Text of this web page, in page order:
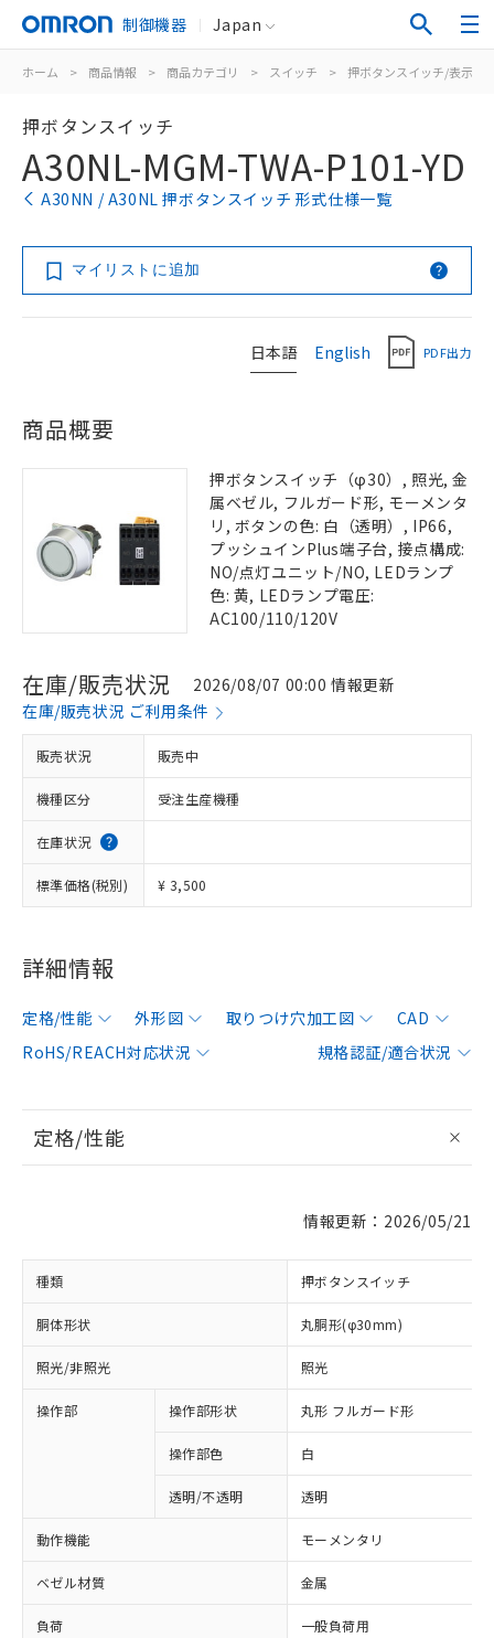
制御機器 Japan
ホーム > 商品情報 > 商品カテゴリ > スイッチ > 押ボタンスイッチ/表示灯
押ボタンスイッチ
A30NL-MGM-TWA-P101-YD
A30NN / A30NL 押ボタンスイッチ 形式仕様一覧
マイリストに追加
日本語 English PDF出力
商品概要
押ボタンスイッチ（φ30）, 照光, 金
属ベゼル, フルガード形, モーメンタ
リ, ボタンの色: 白（透明）, IP66,
プッシュインPlus端子台, 接点構成:
NO/点灯ユニット/NO, LEDランプ
色: 黄, LEDランプ電圧:
AC100/110/120V
在庫/販売状況
2026/08/07 00:00 情報更新
在庫/販売状況 ご利用条件
販売状況 販売中
機種区分 受注生産機種
在庫状況
標準価格(税別) ¥ 3,500
詳細情報
定格/性能 外形図 取りつけ穴加工図
CAD
RoHS/REACH対応状況
規格認証/適合状況
定格/性能
情報更新：2026/05/21
種類 押ボタンスイッチ
胴体形状 丸胴形(φ30mm)
照光/非照光 照光
操作部 操作部形状 丸形 フルガード形
操作部色 白
透明/不透明 透明
動作機能 モーメンタリ
ベゼル材質 金属
負荷 一般負荷用